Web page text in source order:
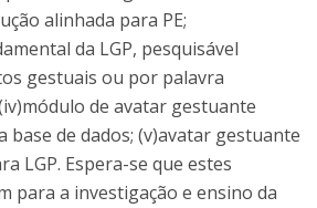
alinhada para PE;
da LGP, pesquisável
gestuais ou por palavra
de avatar gestuante
base de dados; (v)avatar gestuante
LGP. Espera-se que estes
para a investigação e ensino da